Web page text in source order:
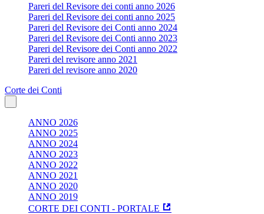
Pareri del Revisore dei conti anno 2026
Pareri del Revisore dei conti anno 2025
Pareri del Revisore dei Conti anno 2024
Pareri del Revisore dei Conti anno 2023
Pareri del Revisore dei Conti anno 2022
Pareri del revisore anno 2021
Pareri del revisore anno 2020
Corte dei Conti
ANNO 2026
ANNO 2025
ANNO 2024
ANNO 2023
ANNO 2022
ANNO 2021
ANNO 2020
ANNO 2019
CORTE DEI CONTI - PORTALE